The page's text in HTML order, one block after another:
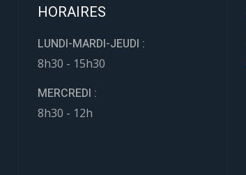
HORAIRES
LUNDI-MARDI-JEUDI :
8h30 - 15h30
MERCREDI :
8h30 - 12h